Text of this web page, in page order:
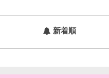
新着順